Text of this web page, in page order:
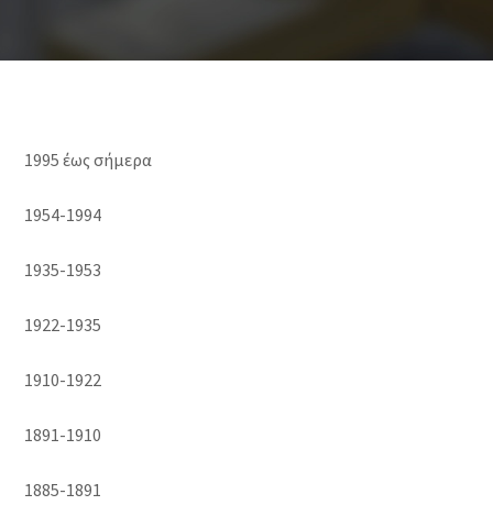
1995 έως σήμερα
1954-1994
1935-1953
1922-1935
1910-1922
1891-1910
1885-1891